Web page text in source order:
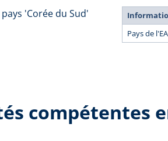
'Corée du Sud'
Pays de
compétentes